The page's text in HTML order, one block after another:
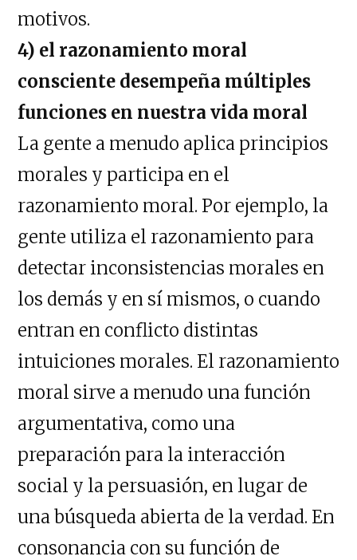
motivos.
4) el razonamiento moral
consciente desempeña múltiples
funciones en nuestra vida moral
La gente a menudo aplica principios
morales y participa en el
razonamiento moral. Por ejemplo, la
gente utiliza el razonamiento para
detectar inconsistencias morales en
los demás y en sí mismos, o cuando
entran en conflicto distintas
intuiciones morales. El razonamiento
moral sirve a menudo una función
argumentativa, como una
preparación para la interacción
social y la persuasión, en lugar de
una búsqueda abierta de la verdad. En
consonancia con su función de